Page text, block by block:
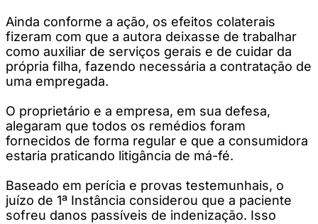
Ainda conforme a ação, os efeitos colaterais
fizeram com que a autora deixasse de trabalhar
como auxiliar de serviços gerais e de cuidar da
própria filha, fazendo necessária a contratação de
uma empregada.
O proprietário e a empresa, em sua defesa,
alegaram que todos os remédios foram
fornecidos de forma regular e que a consumidora
estaria praticando litigância de má-fé.
Baseado em perícia e provas testemunhais, o
juízo de 1ª Instância considerou que a paciente
sofreu danos passíveis de indenização. Isso